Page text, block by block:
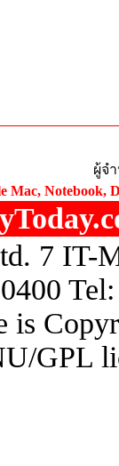
ผู้จ
Notebook,
7 IT-
is
GPL